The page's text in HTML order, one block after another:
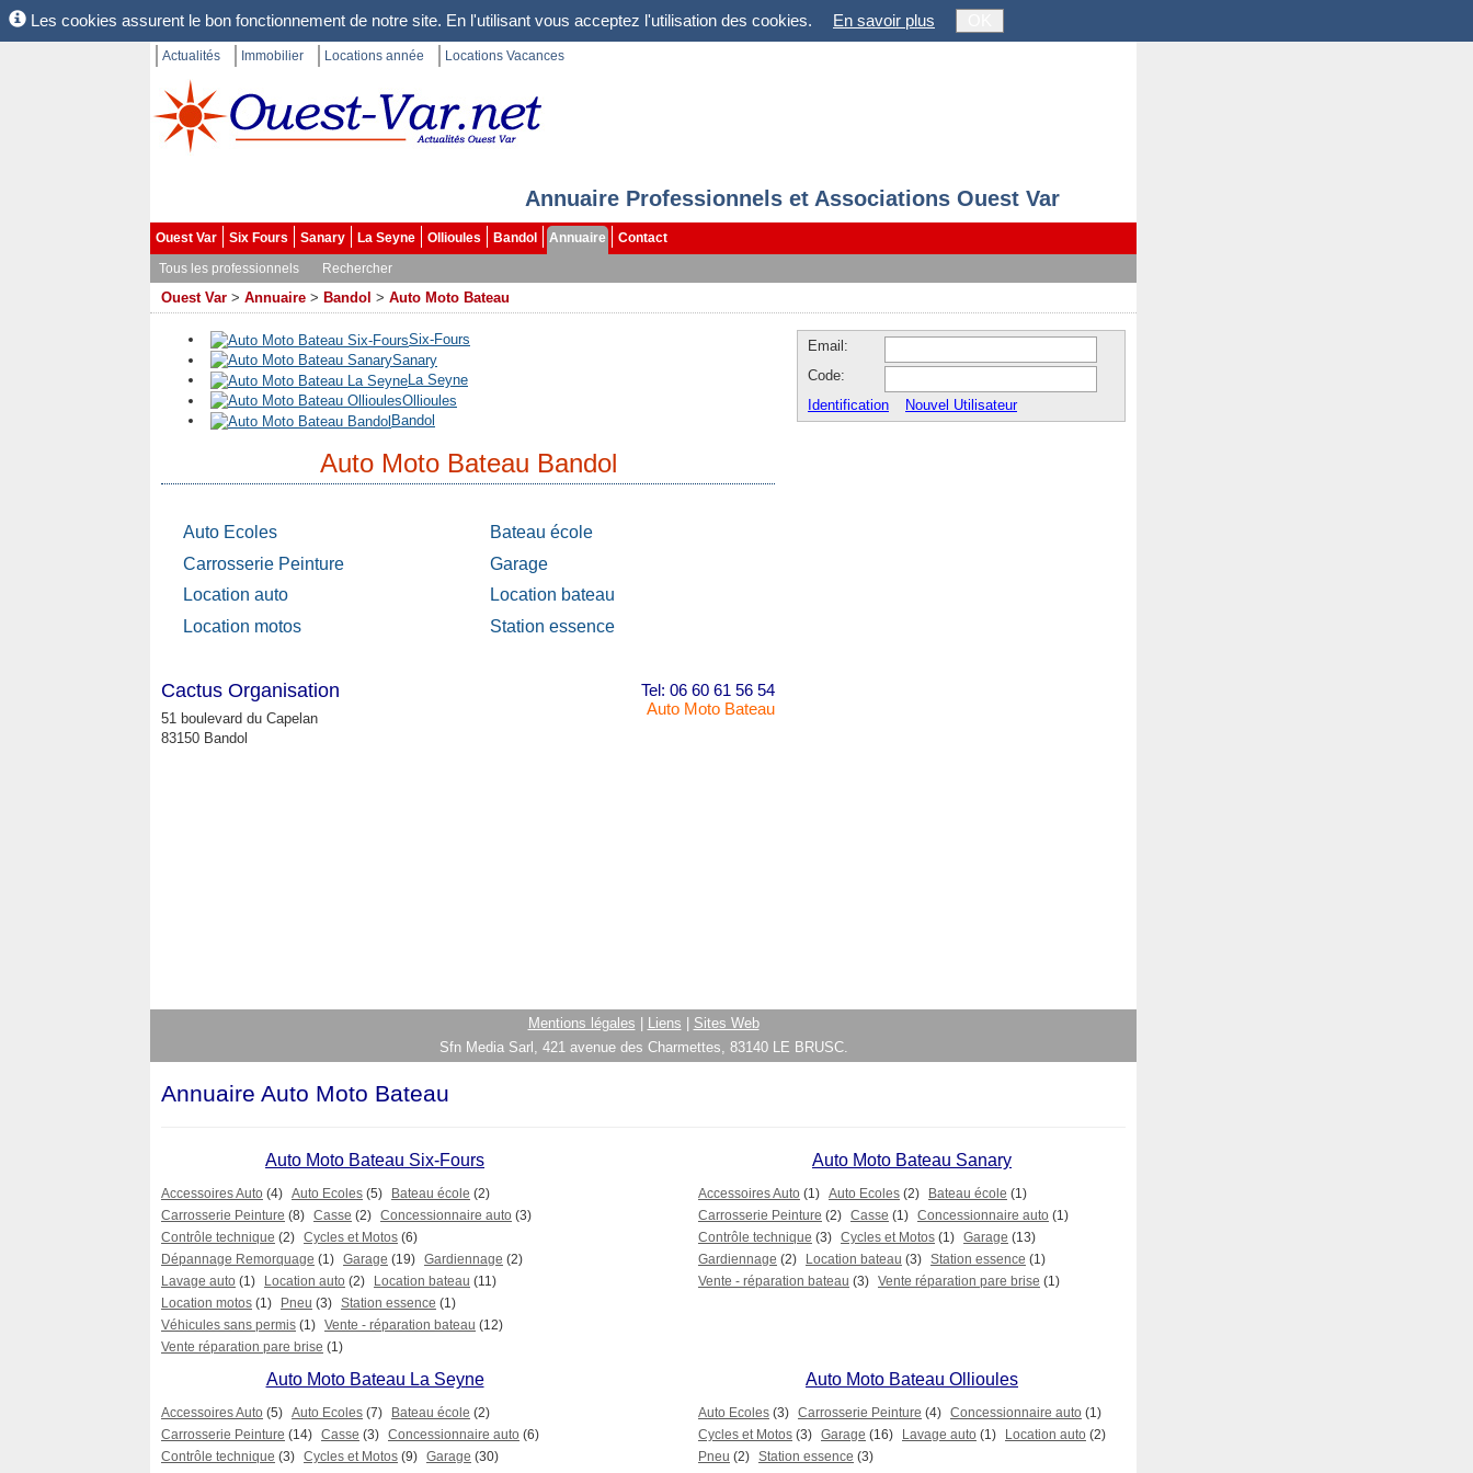
Les cookies assurent le bon fonctionnement de notre site. En l'utilisant vous acceptez l'utilisation des cookies. En savoir plus
Actualités Immobilier Locations année Locations Vacances
Annuaire Professionnels et Associations Ouest Var
Ouest Var Six Fours Sanary La Seyne Ollioules Bandol Annuaire
Contact
Tous les professionnels
Rechercher
Ouest Var > Annuaire > Bandol > Auto Moto Bateau
Six-Fours
Sanary
La Seyne
Ollioules
Bandol
Auto Moto Bateau Bandol
Auto Ecoles
Bateau école
Carrosserie Peinture
Garage
Location auto
Location bateau
Location motos
Station essence
Tel: 06 60 61 56 54
Auto Moto Bateau
Cactus Organisation
51 boulevard du Capelan
83150 Bandol
Email:
Code:
Identification
Nouvel Utilisateur
Mentions légales Liens
Sites Web
Sfn Media Sarl, 421 avenue des Charmettes, 83140 LE BRUSC.
Annuaire Auto Moto Bateau
Auto Moto Bateau Six-Fours
Accessoires Auto (4) Auto Ecoles (5) Bateau école (2)
Carrosserie Peinture (8) Casse (2) Concessionnaire auto (3)
Contrôle technique (2) Cycles et Motos (6)
Dépannage Remorquage (1) Garage (19) Gardiennage (2)
Lavage auto (1) Location auto (2) Location bateau (11)
Location motos (1) Pneu (3) Station essence (1)
Véhicules sans permis (1) Vente - réparation bateau (12)
Vente réparation pare brise (1)
Auto Moto Bateau Sanary
Accessoires Auto (1) Auto Ecoles (2) Bateau école (1)
Carrosserie Peinture (2) Casse (1) Concessionnaire auto (1)
Contrôle technique (3) Cycles et Motos (1) Garage (13)
Gardiennage (2) Location bateau (3) Station essence (1)
Vente - réparation bateau (3) Vente réparation pare brise (1)
Auto Moto Bateau La Seyne
Accessoires Auto (5) Auto Ecoles (7) Bateau école (2)
Carrosserie Peinture (14) Casse (3) Concessionnaire auto (6)
Contrôle technique (3) Cycles et Motos (9) Garage (30)
Auto Moto Bateau Ollioules
Auto Ecoles (3) Carrosserie Peinture (4) Concessionnaire auto (1)
Cycles et Motos (3) Garage (16) Lavage auto (1) Location auto (2)
Pneu (2) Station essence (3)